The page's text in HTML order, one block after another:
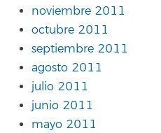
noviembre 2011
octubre 2011
septiembre 2011
agosto 2011
julio 2011
junio 2011
mayo 2011